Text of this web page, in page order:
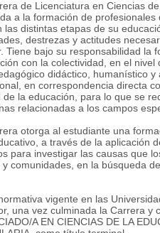
de Licenciatura en Ciencias
a la formación de
las distintas etapas de su
destrezas y actitudes
Tiene bajo su responsabilidad la
con la colectividad, en el
didáctico, humanístico
en correspondencia directa
de la educación, para lo que se
relacionadas a los campos
otorga al estudiante una
a través de la aplicación
para investigar las causas que
y comunidades, en la búsqueda
vigente en las
una vez culminada la Carrera y
A EN CIENCIAS DE LA